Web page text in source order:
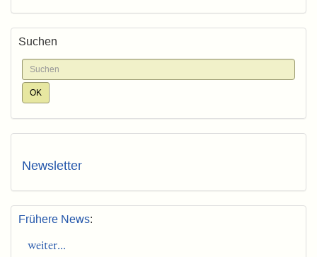
Suchen
Newsletter
Frühere News:
weiter...